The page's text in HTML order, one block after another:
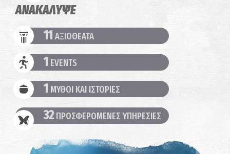
ΑΝΑΚΑΛΥΨΕ
11 ΑΞΙΟΘΕΑΤΑ
1 EVENTS
1 ΜΥΘΟΙ ΚΑΙ ΙΣΤΟΡΙΕΣ
32ΠΡΟΣΦΕΡΟΜΕΝΕΣ ΥΠΗΡΕΣΙΕΣ